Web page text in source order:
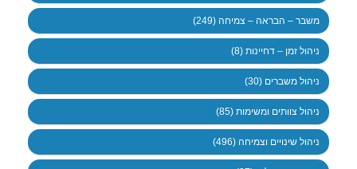
משבר – הבראה – צמיחה (249)
ניהול זמן – דחיינות (8)
ניהול משברים (30)
ניהול צוותים ומשימות (85)
ניהול שינויים וצמיחה (496)